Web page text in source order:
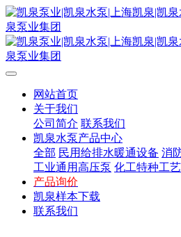
网站首页
关于我们
公司简介 联系我们
凯泉水泵产品中心
全部 民用给排水暖通设备 消
工业通用高压泵 化工特种工
产品询价
凯泉样本下载
联系我们